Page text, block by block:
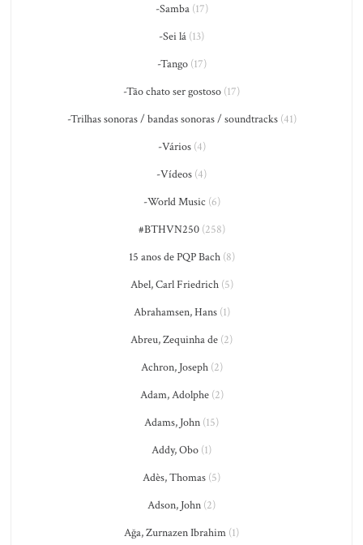
-Samba(17)
-Sei lá (13)
-Tango(17)
-Tão chato ser gostoso (17)
-Trilhas sonoras / bandas sonoras / soundtracks(41)
-Vários(4)
-Vídeos (4)
-World Music (6)
#BTHVN250(258)
15 anos de PQP Bach(8)
Abel, Carl Friedrich(5)
Abrahamsen, Hans(1)
Abreu, Zequinha de (2)
Achron, Joseph(2)
Adam, Adolphe(2)
Adams, John (15)
Addy, Obo (1)
Adès, Thomas (5)
Adson, John (2)
Ağa, Zurnazen Ibrahim (1)